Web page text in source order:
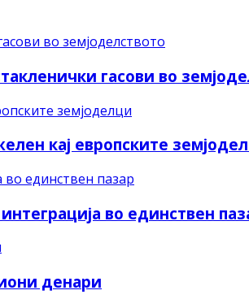
гасови во
кај европските
во единствен
денари